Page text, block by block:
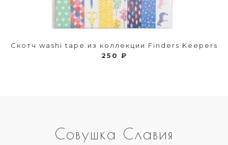
Скотч washi tape из коллекции Finders Keepers
250 ₽
Совушка Славия